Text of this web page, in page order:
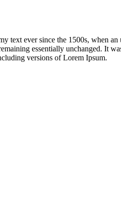
text ever since the 1500s, when
essentially unchanged. It
versions of Lorem Ipsum.